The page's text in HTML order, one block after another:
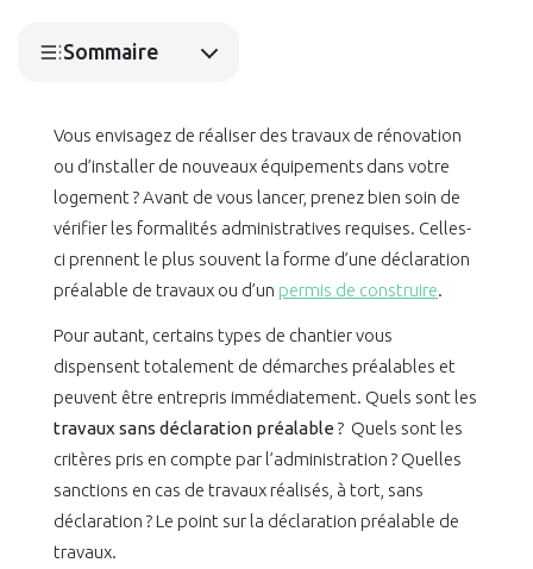
Sommaire
Vous envisagez de réaliser des travaux de rénovation
ou d’installer de nouveaux équipements dans votre
logement ? Avant de vous lancer, prenez bien soin de
vérifier les formalités administratives requises. Celles-
ci prennent le plus souvent la forme d’une déclaration
préalable de travaux ou d’un permis de construire.
Pour autant, certains types de chantier vous
dispensent totalement de démarches préalables et
peuvent être entrepris immédiatement. Quels sont les
travaux sans déclaration préalable ? Quels sont les
critères pris en compte par l’administration ? Quelles
sanctions en cas de travaux réalisés, à tort, sans
déclaration ? Le point sur la déclaration préalable de
travaux.